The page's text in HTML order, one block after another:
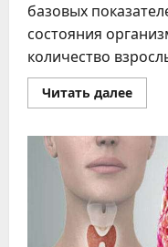
базовых
состояния
количество
Читать далее
при
и
для